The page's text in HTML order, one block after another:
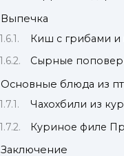
Выпечка
Киш с грибами и
Сырные
Основные блюда из
Чахохбили из
Куриное филе
Заключение